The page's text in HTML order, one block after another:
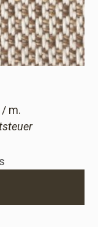
/ m.